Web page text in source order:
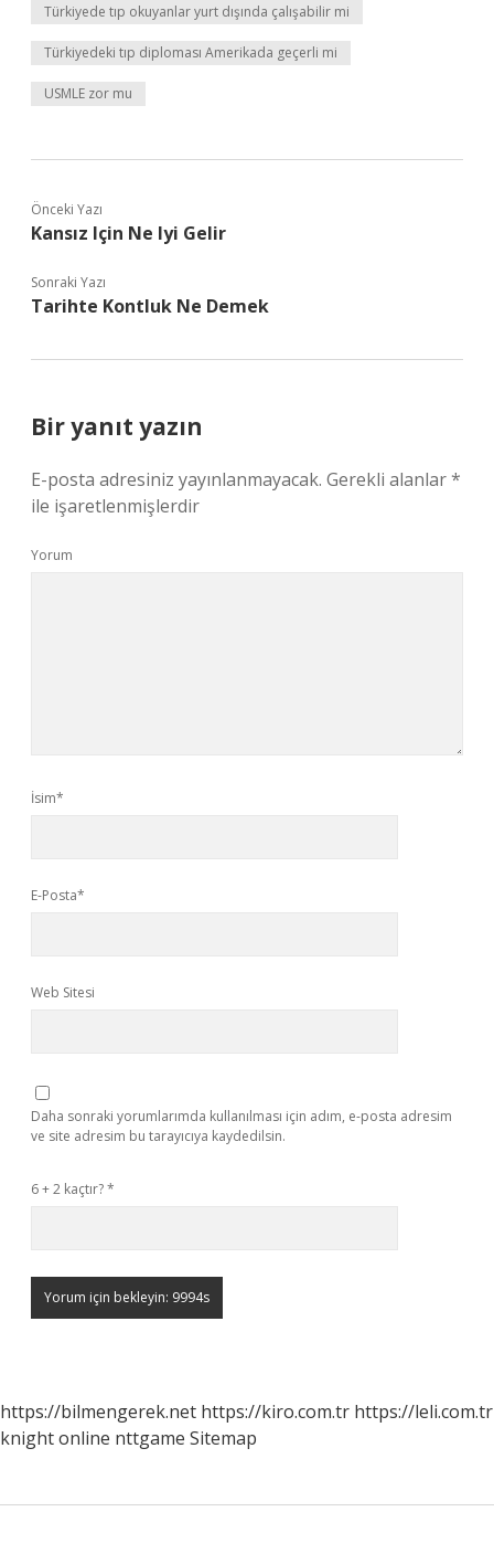
Türkiyede tıp okuyanlar yurt dışında çalışabilir mi
Türkiyedeki tıp diploması Amerikada geçerli mi
USMLE zor mu
Önceki Yazı
Kansız Için Ne Iyi Gelir
Sonraki Yazı
Tarihte Kontluk Ne Demek
Bir yanıt yazın
E-posta adresiniz yayınlanmayacak. Gerekli alanlar*
ile işaretlenmişlerdir
Yorum
İsim*
E-Posta*
Web Sitesi
Daha sonraki yorumlarımda kullanılması için adım, e-posta adresim
ve site adresim bu tarayıcıya kaydedilsin.
6 + 2 kaçtır?*
https://bilmengerek.net https://kiro.com.tr https://leli.com.tr
knight online nttgame Sitemap